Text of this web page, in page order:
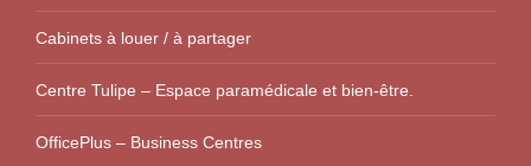
Cabinets à louer / à partager
Centre Tulipe – Espace paramédicale et bien-être.
OfficePlus – Business Centres